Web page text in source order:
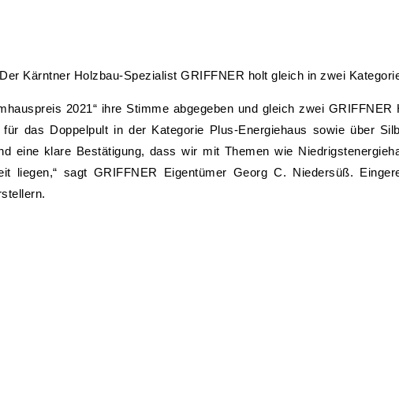
Kärntner Holzbau-Spezialist GRIFFNER holt gleich in zwei
2021“ ihre Stimme abgegeben und gleich zwei
das Doppelpult in der Kategorie Plus-Energiehaus sowie über
eine klare Bestätigung, dass wir mit Themen wie
liegen,“ sagt GRIFFNER Eigentümer Georg C. Niedersüß.